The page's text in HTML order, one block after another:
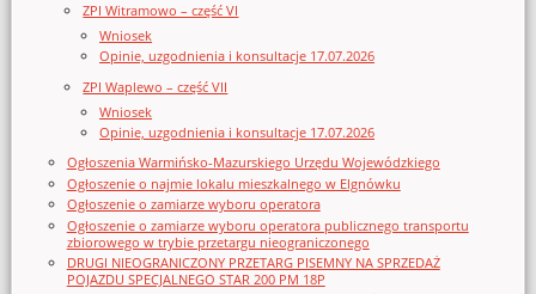
ZPI Witramowo – część VI
Wniosek
Opinie, uzgodnienia i konsultacje 17.07.2026
ZPI Waplewo – część VII
Wniosek
Opinie, uzgodnienia i konsultacje 17.07.2026
Ogłoszenia Warmińsko-Mazurskiego Urzędu Wojewódzkiego
Ogłoszenie o najmie lokalu mieszkalnego w Elgnówku
Ogłoszenie o zamiarze wyboru operatora
Ogłoszenie o zamiarze wyboru operatora publicznego transportu
zbiorowego w trybie przetargu nieograniczonego
DRUGI NIEOGRANICZONY PRZETARG PISEMNY NA SPRZEDAŻ
POJAZDU SPECJALNEGO STAR 200 PM 18P